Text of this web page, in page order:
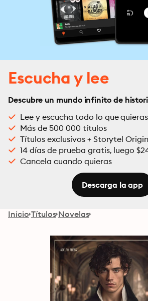
Escucha y lee
Descubre un mundo infinito de
Lee y escucha todo lo que quieras
Más de 500 000 títulos
Títulos exclusivos + Storytel
14 días de prueba gratis, luego
Cancela cuando quieras
Descarga la app
Inicio Títulos Novelas